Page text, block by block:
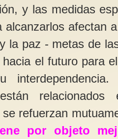
y las medidas
alcanzarlos afectan
la paz - metas de
hacia el futuro para
se refuerzan
por objeto
heroinas.net , que